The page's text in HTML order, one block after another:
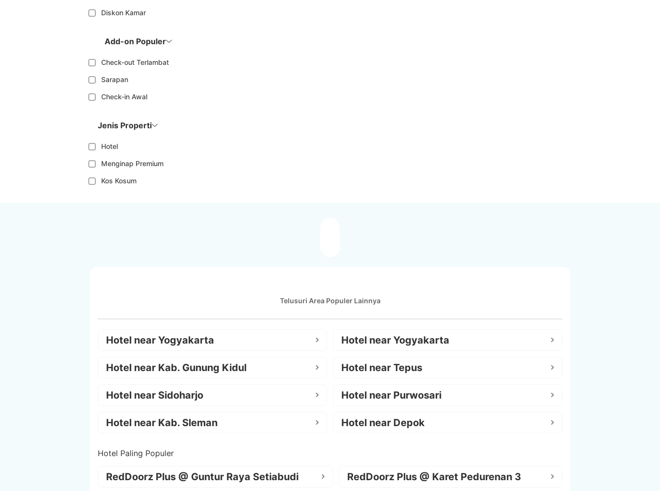
Diskon Kamar
Add-on Populer
Check-out Terlambat
Sarapan
Check-in Awal
Jenis Properti
Hotel
Menginap Premium
Kos Kosum
Telusuri Area Populer Lainnya
Hotel near Yogyakarta Hotel near Yogyakarta
Hotel near Kab. Gunung Kidul Hotel near Tepus
Hotel near Sidoharjo Hotel near Purwosari
Hotel near Kab. Sleman Hotel near Depok
Hotel Paling Populer
RedDoorz Plus @ Guntur Raya Setiabudi RedDoorz Plus @ Karet Pedurenan 3